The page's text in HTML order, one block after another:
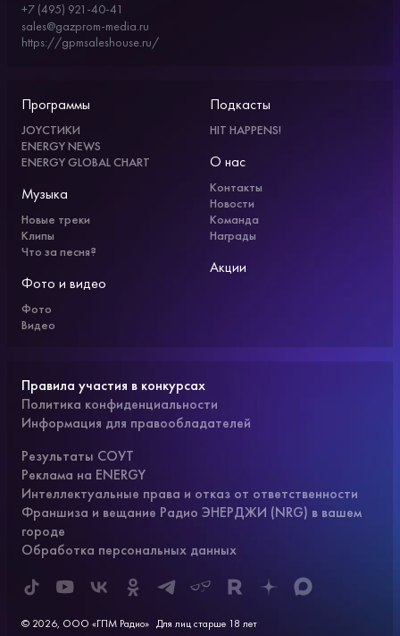
+7 (495) 921-40-41
sales@gazprom-media.ru
https://gpmsaleshouse.ru/
Программы
JOYСТИКИ
ENERGY NEWS
ENERGY GLOBAL CHART
Музыка
Новые треки
Клипы
Что за песня?
Фото и видео
Фото
Видео
Подкасты
HIT HAPPENS!
О нас
Контакты
Новости
Команда
Награды
Акции
Правила участия в конкурсах
Политика конфиденциальности
Информация для правообладателей
Результаты СОУТ
Реклама на ENERGY
Интеллектуальные права и отказ от ответственности
Франшиза и вещание Радио ЭНЕРДЖИ (NRG) в вашем
городе
Обработка персональных данных
© 2026, ООО «ГПМ Радио» Для лиц старше 18 лет